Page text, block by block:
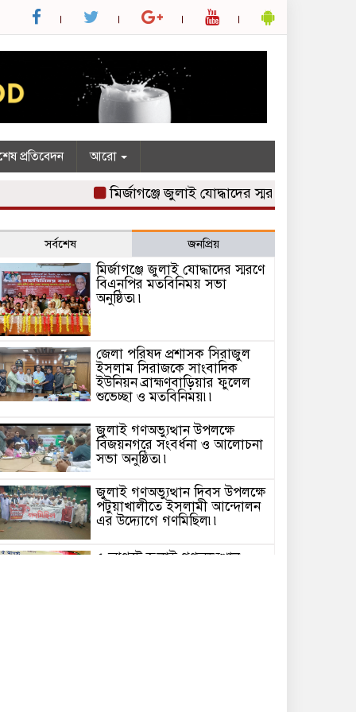
প্রতিবেদন আরো
মির্জাগঞ্জে জুলাই যোদ্ধাদের স্মরণে বিএনপির
সর্বশেষ জনপ্রিয়
মির্জাগঞ্জে জুলাই যোদ্ধাদের স্মরণে
বিএনপির মতবিনিময় সভা
অনুষ্ঠিত৷৷
জেলা পরিষদ প্রশাসক সিরাজুল
ইসলাম সিরাজকে সাংবাদিক
ইউনিয়ন ব্রাহ্মণবাড়িয়ার ফুলেল
শুভেচ্ছা ও মতবিনিময়৷৷
জুলাই গণঅভ্যুত্থান উপলক্ষে
বিজয়নগরে সংবর্ধনা ও আলোচনা
সভা অনুষ্ঠিত৷৷
জুলাই গণঅভ্যুত্থান দিবস উপলক্ষে
পটুয়াখালীতে ইসলামী আন্দোলন
এর উদ্যোগে গণমিছিল৷৷
৫ আগস্ট জুলাই গণঅভ্যুত্থান